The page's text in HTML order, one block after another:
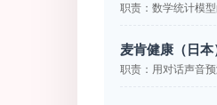
职责：数学统计模
麦肯健康（日本
职责：用对话声音